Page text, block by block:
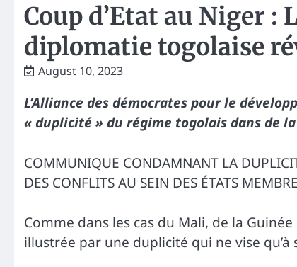
Coup d’Etat au Niger :
diplomatie togolaise
August 10, 2023
L’Alliance des démocrates pour le
« duplicité » du régime togolais dans de
COMMUNIQUE CONDAMNANT LA
DES CONFLITS AU SEIN DES ÉTATS
Comme dans les cas du Mali, de la
illustrée par une duplicité qui ne vise qu’à